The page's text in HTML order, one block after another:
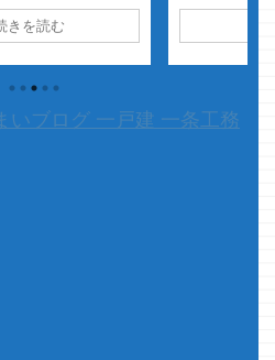
してPCのスペック
仕方ないです・・・
そう言って、書い
長かったんですが
きを読む
定していた本
す・・・ 家